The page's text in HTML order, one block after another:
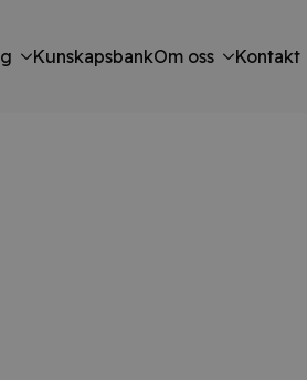
KunskapsbankOm oss Kontakt